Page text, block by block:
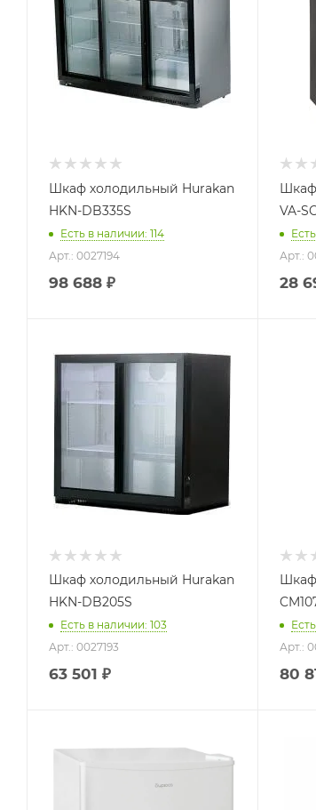
Шкаф холодильный Hurakan
HKN-DB335S
Есть в наличии: 114
Арт.: 0027194
98 688 ₽
Шкаф
VA-
Арт.:
28
Шкаф холодильный Hurakan
HKN-DB205S
Есть в наличии: 103
Арт.: 0027193
63 501 ₽
Шкаф
Арт.:
80